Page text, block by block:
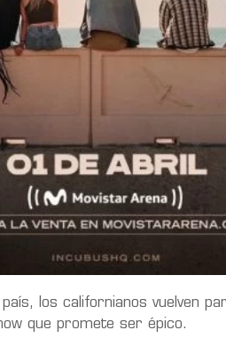
los californianos vuelven
que promete ser épico.